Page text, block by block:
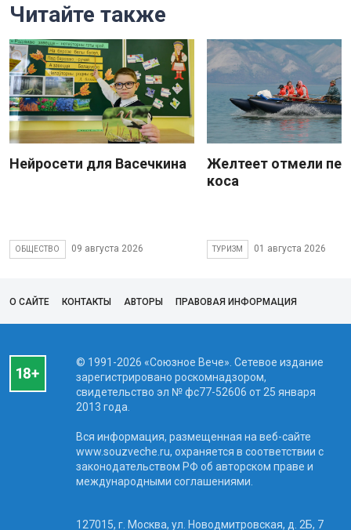
Читайте также
Нейросети для Васечкина
ОБЩЕСТВО 09 августа 2026
Желтеет отмели
коса
ТУРИЗМ 01 августа 2026
О САЙТЕ КОНТАКТЫ АВТОРЫ ПРАВОВАЯ ИНФОРМАЦИЯ
© 1991-2026 «Союзное Вече». Сетевое издание
зарегистрировано роскомнадзором,
свидетельство эл № фc77-52606 от 25 января
2013 года.
Вся информация, размещенная на веб-сайте
www.souzveche.ru, охраняется в соответствии с
законодательством РФ об авторском праве и
международными соглашениями.
127015, г. Москва, ул. Новодмитровская, д. 2Б, 7